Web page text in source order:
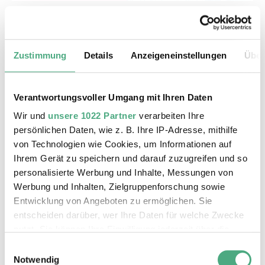
Zustimmung Details Anzeigeneinstellungen
Verantwortungsvoller Umgang mit Ihren Daten
Wir und unsere 1022 Partner verarbeiten Ihre
persönlichen Daten, wie z. B. Ihre IP-Adresse, mithilfe
von Technologien wie Cookies, um Informationen auf
Ihrem Gerät zu speichern und darauf zuzugreifen und so
personalisierte Werbung und Inhalte, Messungen von
Werbung und Inhalten, Zielgruppenforschung sowie
Entwicklung von Angeboten zu ermöglichen. Sie
entscheiden darüber, wer Ihre Daten für welche Zwecke
Trigger Symbol ändern oder widerrufen
Notwendig
ÖFFENTLICHE FÜHRUNG
Der Erzschrägaufzug der Völklinger Hütte mit
Copyright: Weltkulturerbe Völklinger Hütte | Karl
©
Das Weltkulturerbe Völklinger Hütte